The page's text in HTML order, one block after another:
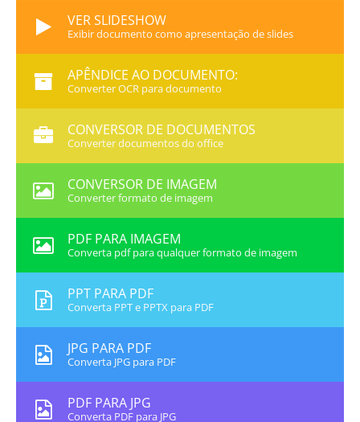
VER SLIDESHOW
Exibir documento como apresentação de slides
APÊNDICE AO DOCUMENTO:
Converter OCR para documento
CONVERSOR DE DOCUMENTOS
Converter documentos do office
CONVERSOR DE IMAGEM
Converter formato de imagem
PDF PARA IMAGEM
Converta pdf para qualquer formato de imagem
PPT PARA PDF
Converta PPT e PPTX para PDF
JPG PARA PDF
Converta JPG para PDF
PDF PARA JPG
Converta PDF para JPG